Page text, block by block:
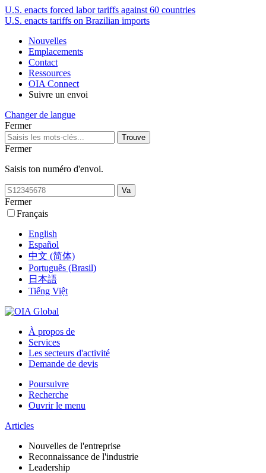
U.S. enacts forced labor tariffs against 60 countries
U.S. enacts tariffs on Brazilian imports
Nouvelles
Emplacements
Contact
Ressources
OIA Connect
Suivre un envoi
Changer de langue
Fermer
Fermer
Saisis ton numéro d'envoi.
Fermer
Français
English
Español
中文 (简体)
Português (Brasil)
日本語
Tiếng Việt
À propos de
Services
Les secteurs d'activité
Demande de devis
Poursuivre
Recherche
Ouvrir le menu
Articles
Nouvelles de l'entreprise
Reconnaissance de l'industrie
Leadership